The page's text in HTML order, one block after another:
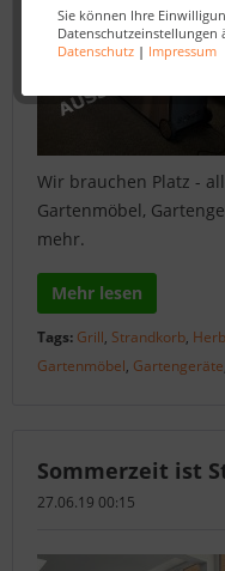
Sie können Ihre
Datenschutzeinstellungen
Datenschutz| Impressum
Wir brauchen Platz -
Gartenmöbel,
mehr.
Mehr lesen
Tags: Grill, Strandkorb,
Gartenmöbel, Gartengeräte
Sommerzeit ist
27.06.19 00:15